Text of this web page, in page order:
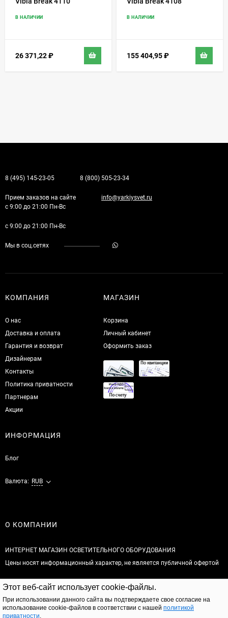
Этот веб-сайт использует cookie-файлы.
При использовании данного сайта вы подтверждаете свое согласие на
использование cookie-файлов в соответствии с нашей политикой
приватности.
В НАЛИЧИИ
26 371,22₽
В НАЛИЧИИ
155 404,95₽
8 (495) 145-23-05 8 (800) 505-23-34
Прием заказов на сайте
с 9:00 до 21:00 Пн-Вс
info@yarkiysvet.ru
с 9:00 до 21:00 Пн-Вс
Мы в соц.сетях
КОМПАНИЯ
О нас
Доставка и оплата
Гарантия и возврат
Дизайнерам
Контакты
Политика приватности
Партнерам
Акции
МАГАЗИН
Корзина
Личный кабинет
Оформить заказ
ИНФОРМАЦИЯ
Блог
Валюта: RUB
О КОМПАНИИ
ИНТЕРНЕТ МАГАЗИН ОСВЕТИТЕЛЬНОГО ОБОРУДОВАНИЯ
Цены носят информационный характер, не является публичной офертой
© 2026
Полная версия сайта